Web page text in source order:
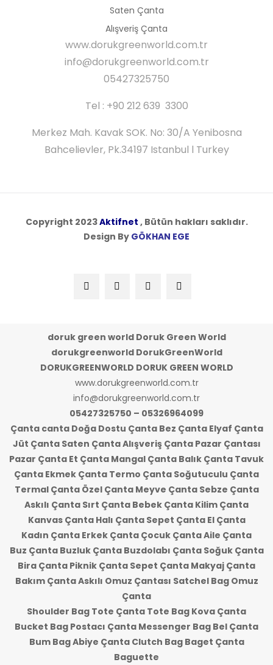
Saten Çanta
Alışveriş Çanta
www.dorukgreenworld.com.tr
info@dorukgreenworld.com.tr
05427325750
Tel : +90 212 639 3300
Merkez Mah. Kavak SOK. No: 30/A Yenibosna
Bahcelievler, Pk.34197 Istanbul l Turkey
Copyright 2023Aktifnet , Bütün hakları saklıdır.
Design By GÖKHAN EGE
doruk green world Doruk Green World
dorukgreenworld DorukGreenWorld
DORUKGREENWORLD DORUK GREEN WORLD
www.dorukgreenworld.com.tr
info@dorukgreenworld.com.tr
05427325750 – 05326964099
Çanta canta Doğa Dostu Çanta Bez Çanta Elyaf Çanta
Jüt Çanta Saten Çanta Alışveriş Çanta Pazar Çantası
Pazar Çanta Et Çanta Mangal Çanta Balık Çanta Tavuk
Çanta Ekmek Çanta Termo Çanta Soğutuculu Çanta
Termal Çanta Özel Çanta Meyve Çanta Sebze Çanta
Askılı Çanta Sırt Çanta Bebek Çanta Kilim Çanta
Kanvas Çanta Halı Çanta Sepet Çanta El Çanta
Kadın Çanta Erkek Çanta Çocuk Çanta Aile Çanta
Buz Çanta Buzluk Çanta Buzdolabı Çanta Soğuk Çanta
Bira Çanta Piknik Çanta Sepet Çanta Makyaj Çanta
Bakım Çanta Askılı Omuz Çantası Satchel Bag Omuz
Çanta
Shoulder Bag Tote Çanta Tote Bag Kova Çanta
Bucket Bag Postacı Çanta Messenger Bag Bel Çanta
Bum Bag Abiye Çanta Clutch Bag Baget Çanta
Baguette